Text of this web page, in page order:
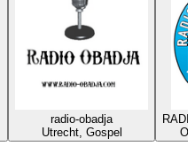
radio-obadja
Utrecht, Gospel